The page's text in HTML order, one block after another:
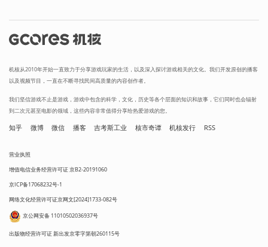
机核从2010年开始一直致力于分享游戏玩家的生活，以及深入探讨游戏相关的文化。我们开发原创的播客
以及视频节目，一直在不断寻找民间高质量的内容创作者。
我们坚信游戏不止是游戏，游戏中包含的科学，文化，历史等各个层面的知识和故事，它们同时也会辐射
到二次元甚至电影的领域，这些内容非常值得分享给热爱游戏的您。
知乎 微博 微信 播客 吉考斯工业 核市奇谭 机核发行 RSS
营业执照
增值电信业务经营许可证 京B2-20191060
京ICP备17068232号-1
网络文化经营许可证京网文[2024]1733-082号
京公网安备 11010502036937号
出版物经营许可证 新出发京零字第朝260115号